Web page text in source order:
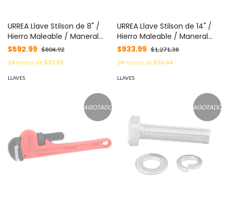
URREA Llave Stilson de 8" /
Hierro Maleable / Maneral
Ergonómico / Capacidad
Máxima de Tubo 1" / Sistema
de Quijadas con Resorte /
Montura Super Reforzada /
Endurecidas. MOD: SYS-808-
$592.99 $804.92
24meses de$35.83
LLAVES
URREA Llave Stilson de 14" /
Hierro Maleable / Maneral
Ergonómico / Capacidad
Máxima de Tubo 2" /
Sistema de Quijadas con
Resorte / Montura Super
Endurecidas. MOD: SYS-814-
$933.99 $1,271.38
24meses de$56.44
LLAVES
AGOTADO AGOTADO